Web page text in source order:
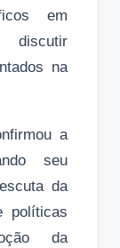
em
discutir
na
a
seu
da
políticas
da